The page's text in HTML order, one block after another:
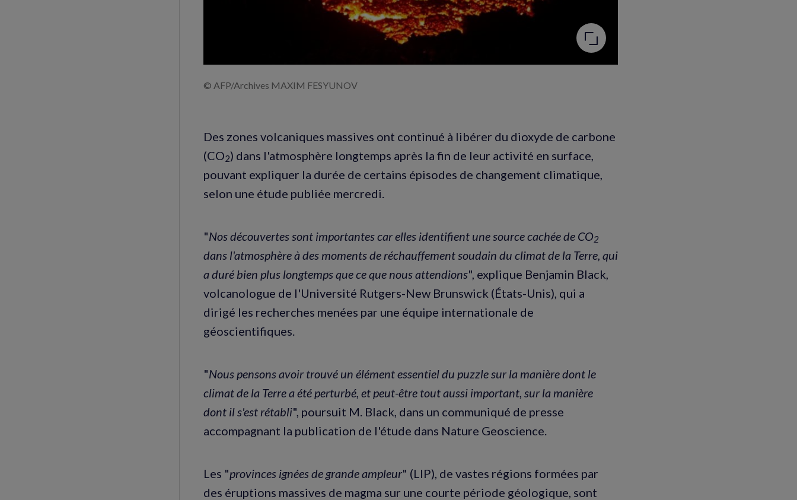
© AFP/Archives MAXIM FESYUNOV
Des zones volcaniques massives ont continué à libérer du dioxyde de carbone
(CO2) dans l'atmosphère longtemps après la fin de leur activité en surface,
pouvant expliquer la durée de certains épisodes de changement climatique,
selon une étude publiée mercredi.
"Nos découvertes sont importantes car elles identifient une source cachée de CO2
dans l'atmosphère à des moments de réchauffement soudain du climat de la Terre, qui
a duré bien plus longtemps que ce que nous attendions", explique Benjamin Black,
volcanologue de l'Université Rutgers-New Brunswick (États-Unis), qui a
dirigé les recherches menées par une équipe internationale de
géoscientifiques.
"Nous pensons avoir trouvé un élément essentiel du puzzle sur la manière dont le
climat de la Terre a été perturbé, et peut-être tout aussi important, sur la manière
dont il s'est rétabli", poursuit M. Black, dans un communiqué de presse
accompagnant la publication de l'étude dans Nature Geoscience.
Les "provinces ignées de grande ampleur" (LIP), de vastes régions formées par
des éruptions massives de magma sur une courte période géologique, sont